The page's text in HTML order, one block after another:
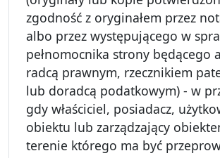
zgodność z oryginałem przez
albo przez występującego w
pełnomocnika strony będącego
radcą prawnym, rzecznikiem
lub doradcą podatkowym) - w
gdy właściciel, posiadacz,
obiektu lub zarządzający
terenie którego ma być